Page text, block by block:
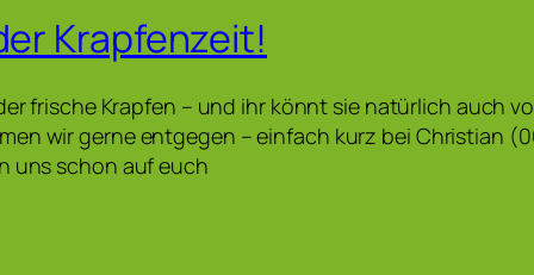
Krapfenzeit!
frische Krapfen – und ihr könnt sie natürlich auch
wir gerne entgegen – einfach kurz bei Christian
uns schon auf euch